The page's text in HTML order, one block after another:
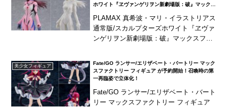
ホワイト『ヱヴァンゲリヲン新劇場版：破』マックス
PLAMAX 真希波・マリ・イラストリアス
通常版/スカルプターズホワイト『ヱヴァ
ンゲリヲン新劇場版：破』マックスファ
スーツ姿...
美少女フィギュア
Fate/GO ランサー/エリザベート・バートリー マック
スファクトリー フィギュア が予約開始！召喚時の第
一再臨姿で立体化！
Fate/GO ランサー/エリザベート・バート
リー マックスファクトリー フィギュア